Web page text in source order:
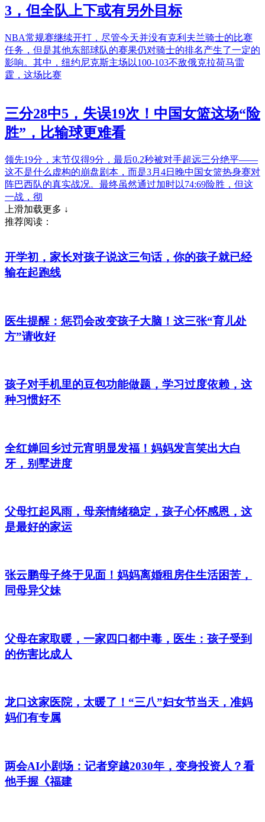
3，但全队上下或有另外目标
NBA常规赛继续开打，尽管今天并没有克利夫兰骑士的比赛
任务，但是其他东部球队的赛果仍对骑士的排名产生了一定的
影响。其中，纽约尼克斯主场以100-103不敌俄克拉荷马雷
霆，这场比赛
三分28中5，失误19次！中国女篮这场“险
胜”，比输球更难看
领先19分，末节仅得9分，最后0.2秒被对手超远三分绝平——
这不是什么虚构的崩盘剧本，而是3月4日晚中国女篮热身赛对
阵巴西队的真实战况。最终虽然通过加时以74:69险胜，但这
一战，彻
上滑加载更多 ↓
推荐阅读：
开学初，家长对孩子说这三句话，你的孩子就已经
输在起跑线
医生提醒：惩罚会改变孩子大脑！这三张“育儿处
方”请收好
孩子对手机里的豆包功能做题，学习过度依赖，这
种习惯好不
全红婵回乡过元宵明显发福！妈妈发言笑出大白
牙，别墅进度
父母扛起风雨，母亲情绪稳定，孩子心怀感恩，这
是最好的家运
张云鹏母子终于见面！妈妈离婚租房住生活困苦，
同母异父妹
父母在家取暖，一家四口都中毒，医生：孩子受到
的伤害比成人
龙口这家医院，太暖了！“三八”妇女节当天，准妈
妈们有专属
两会AI小剧场：记者穿越2030年，变身投资人？看
他手握《福建